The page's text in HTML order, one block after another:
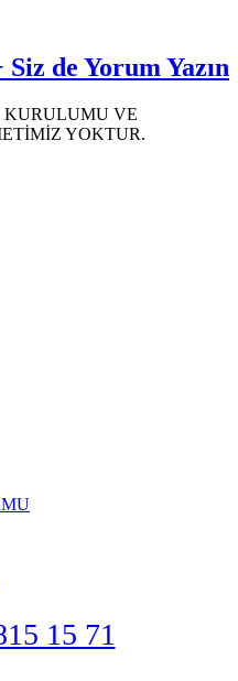
Siz de Yorum Yazın
KURULUMU VE
YOKTUR.
15 71